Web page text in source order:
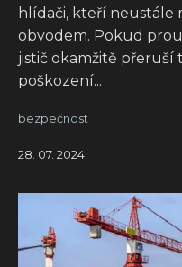
hlídači, kteří
obvodem. Pokud
jistič okamžitě přeruší
poškození...
bezpečnost
28. 07. 2024